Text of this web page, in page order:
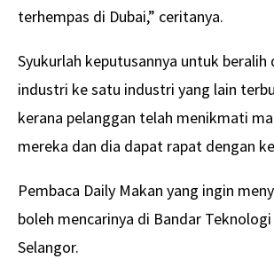
terhempas di Dubai,” ceritanya.
Syukurlah keputusannya untuk beralih
industri ke satu industri yang lain
kerana pelanggan telah menikmati
mereka dan dia dapat rapat dengan
Pembaca Daily Makan yang ingin
boleh mencarinya di Bandar
Selangor.